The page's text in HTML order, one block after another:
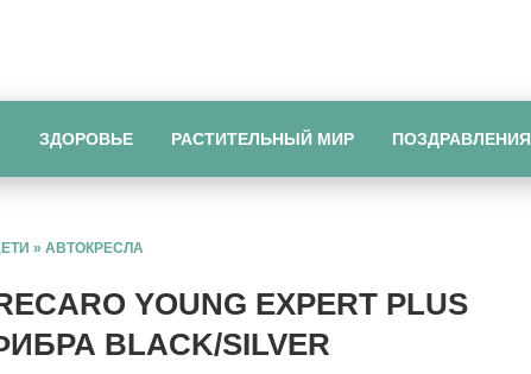
ЗДОРОВЬЕ РАСТИТЕЛЬНЫЙ МИР ПОЗДРАВЛЕНИЯ
» АВТОКРЕСЛА
YOUNG EXPERT PLUS
BLACK/SILVER